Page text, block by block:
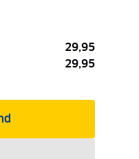
29,95
29,95